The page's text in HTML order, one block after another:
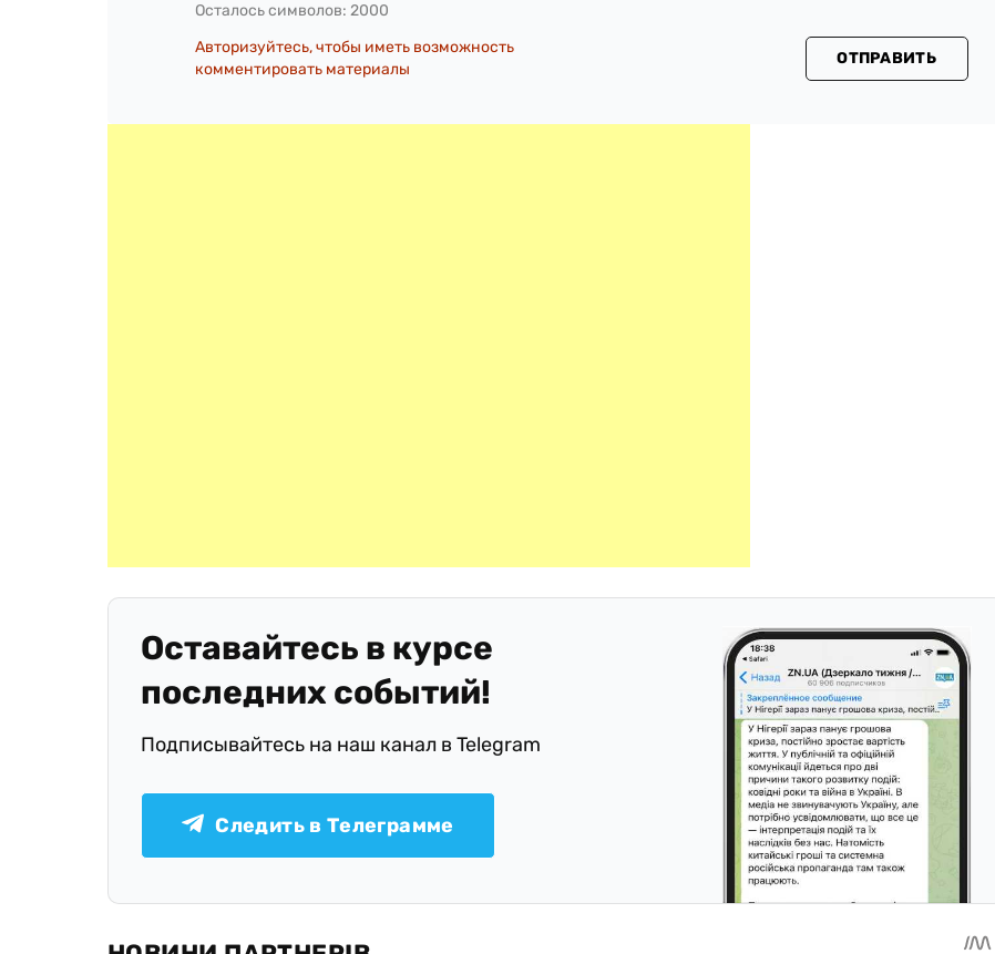
Осталось символов: 2000
Авторизуйтесь, чтобы иметь возможность
комментировать материалы
ОТПРАВИТЬ
Оставайтесь в курсе
последних событий!
Подписывайтесь на наш канал в Telegram
Следить в Телеграмме